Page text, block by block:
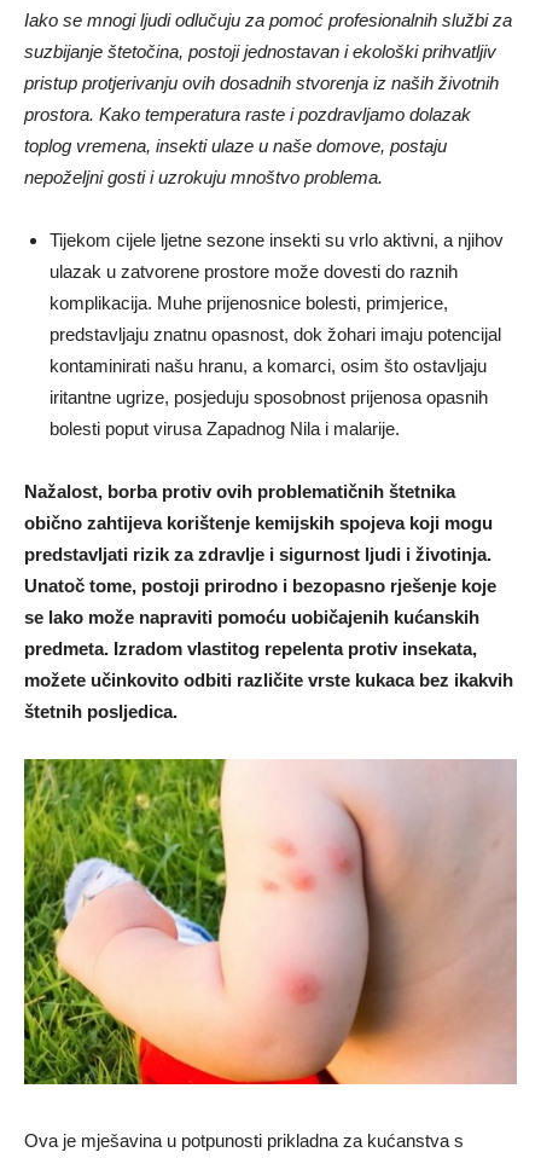
Iako se mnogi ljudi odlučuju za pomoć profesionalnih službi za
suzbijanje štetočina, postoji jednostavan i ekološki prihvatljiv
pristup protjerivanju ovih dosadnih stvorenja iz naših životnih
prostora. Kako temperatura raste i pozdravljamo dolazak
toplog vremena, insekti ulaze u naše domove, postaju
nepoželjni gosti i uzrokuju mnoštvo problema.
Tijekom cijele ljetne sezone insekti su vrlo aktivni, a njihov
ulazak u zatvorene prostore može dovesti do raznih
komplikacija. Muhe prijenosnice bolesti, primjerice,
predstavljaju znatnu opasnost, dok žohari imaju potencijal
kontaminirati našu hranu, a komarci, osim što ostavljaju
iritantne ugrize, posjeduju sposobnost prijenosa opasnih
bolesti poput virusa Zapadnog Nila i malarije.
Nažalost, borba protiv ovih problematičnih štetnika
obično zahtijeva korištenje kemijskih spojeva koji mogu
predstavljati rizik za zdravlje i sigurnost ljudi i životinja.
Unatoč tome, postoji prirodno i bezopasno rješenje koje
se lako može napraviti pomoću uobičajenih kućanskih
predmeta. Izradom vlastitog repelenta protiv insekata,
možete učinkovito odbiti različite vrste kukaca bez ikakvih
štetnih posljedica.
Ova je mješavina u potpunosti prikladna za kućanstva s